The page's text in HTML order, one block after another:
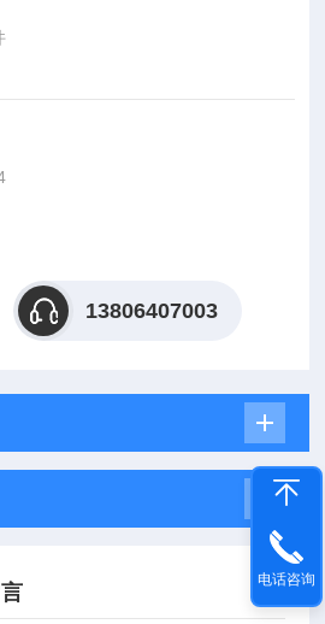
13806407003
电话咨询